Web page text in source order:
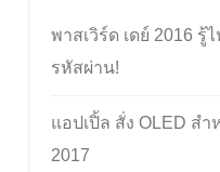
พาสเวิร์ด เดย์ 2016 รู้
รหัสผ่าน!
แอปเปิ้ล สั่ง OLED สำ
2017